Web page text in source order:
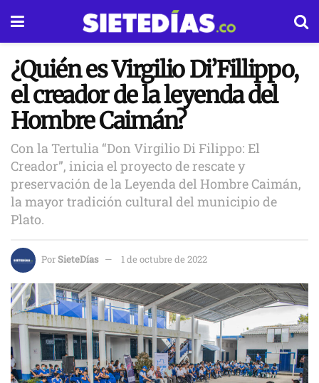
¿Quién es Virgilio Di’Fillippo,
el creador de la leyenda del
Hombre Caimán?
Con la Tertulia “Don Virgilio Di Filippo: El
Creador”, inicia el proyecto de rescate y
preservación de la Leyenda del Hombre Caimán,
la mayor tradición cultural del municipio de
Plato.
PorSieteDías 1 de octubre de 2022